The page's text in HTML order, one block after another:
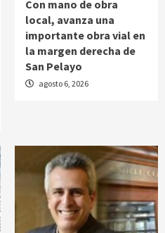
Con mano de obra
local, avanza una
importante obra vial en
la margen derecha de
San Pelayo
agosto 6, 2026